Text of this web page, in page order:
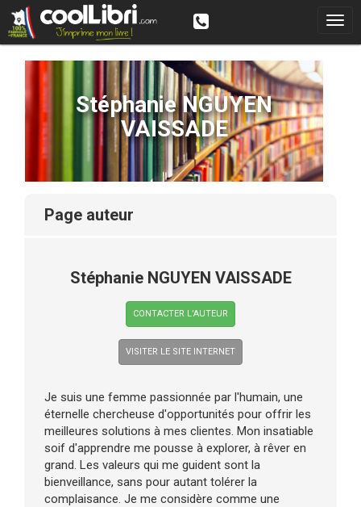
Stéphanie NGUYEN
VAISSADE
page auteur
Stéphanie NGUYEN VAISSADE
CONTACTER L’AUTEUR
VISITER LE SITE INTERNET
Je suis une femme passionnée par l'humain, une
éternelle chercheuse d'opportunités pour offrir les
meilleures solutions à mes clientes. Mon insatiable
soif d'apprendre me pousse à explorer, à rêver en
grand. Les valeurs qui me guident sont la
bienveillance, sans pour autant tolérer la
complaisance. Je me considère comme une